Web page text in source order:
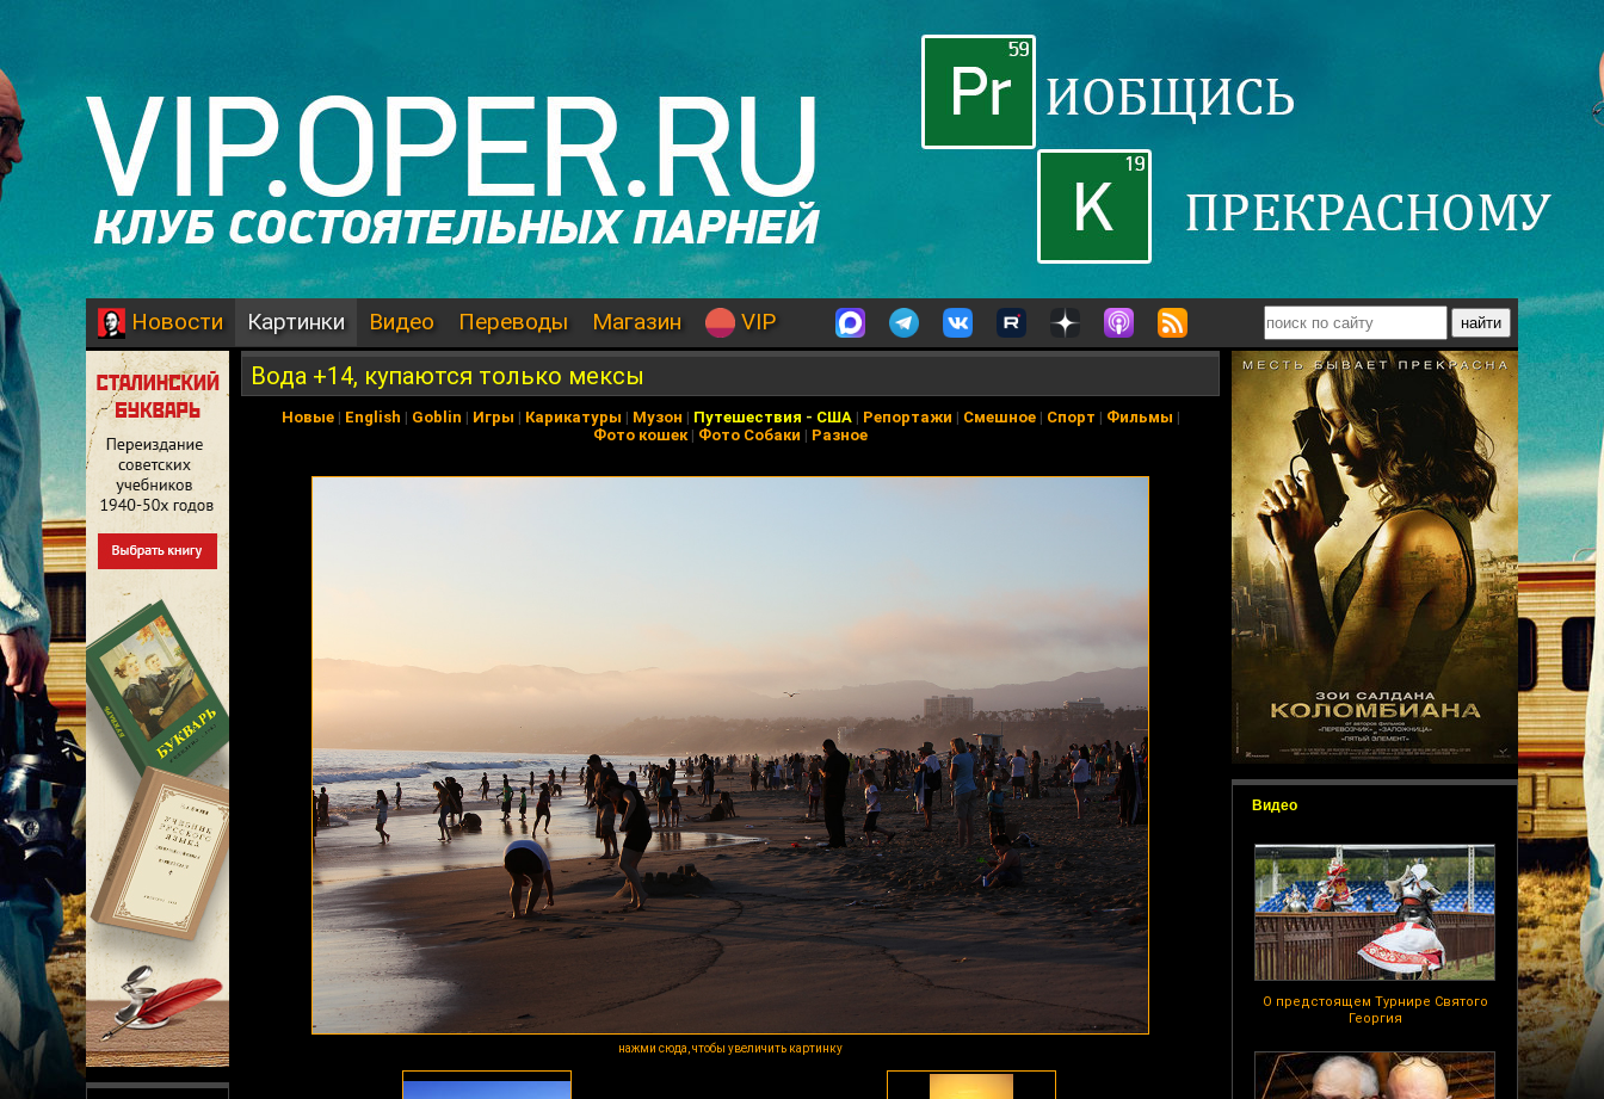
Новости Картинки Видео Переводы Магазин VIP
Видео
О предстоящем Турнире Святого
Георгия
Вода +14, купаются только мексы
Новые| English | Goblin | Игры | Карикатуры | Музон | Путешествия - США| Репортажи | Смешное| Спорт | Фильмы |
Фото кошек| Фото Собаки | Разное
нажми сюда, чтобы увеличить картинку